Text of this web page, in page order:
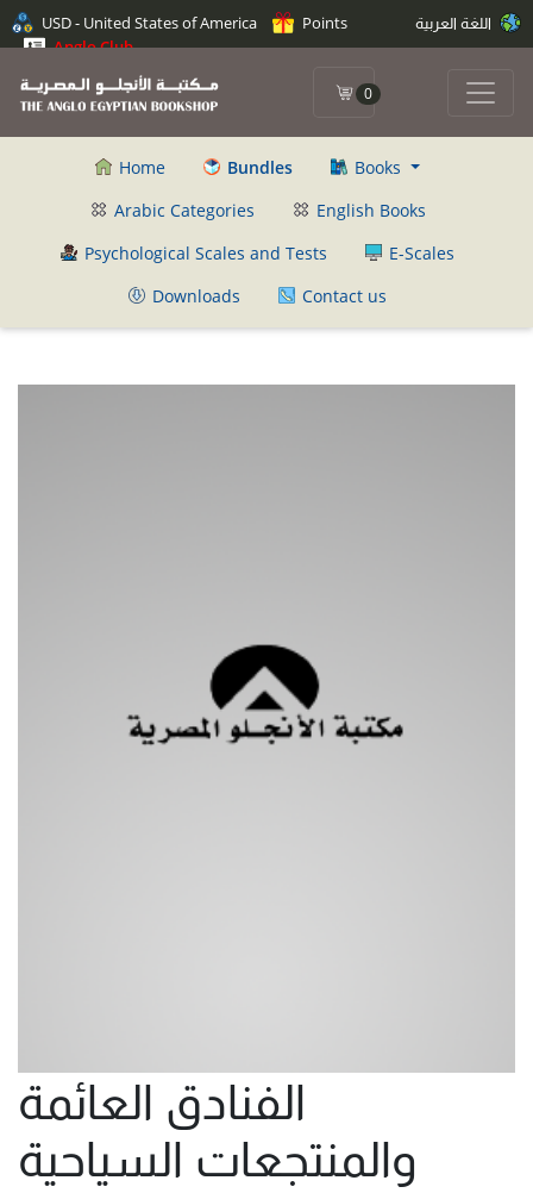
USD - United States of America
Points
Anglo Club
0
Home Bundles
Books
Arabic Categories
English Books
Psychological Scales and Tests
E-Scales
Downloads
Contact us
الفنادق العائمة
والمنتجعات السياحية